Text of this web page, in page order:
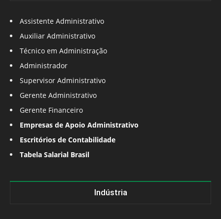
Assistente Administrativo
Auxiliar Administrativo
Técnico em Administração
Administrador
Supervisor Administrativo
Gerente Administrativo
Gerente Financeiro
Empresas de Apoio Administrativo
Escritórios de Contabilidade
Tabela Salarial Brasil
Indústria